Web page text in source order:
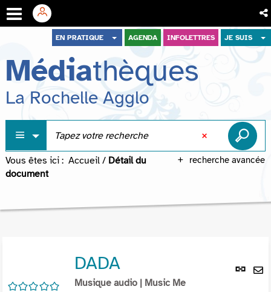
menu
contenu
recherche
EN PRATIQUE AGENDA INFOLETTRES JE SUIS
Médiathèques
La Rochelle Agglo
recherche avancée
Vous êtes ici : Accueil / Détail du
document
Lien
/5
DADA
Musique audio | Music Me